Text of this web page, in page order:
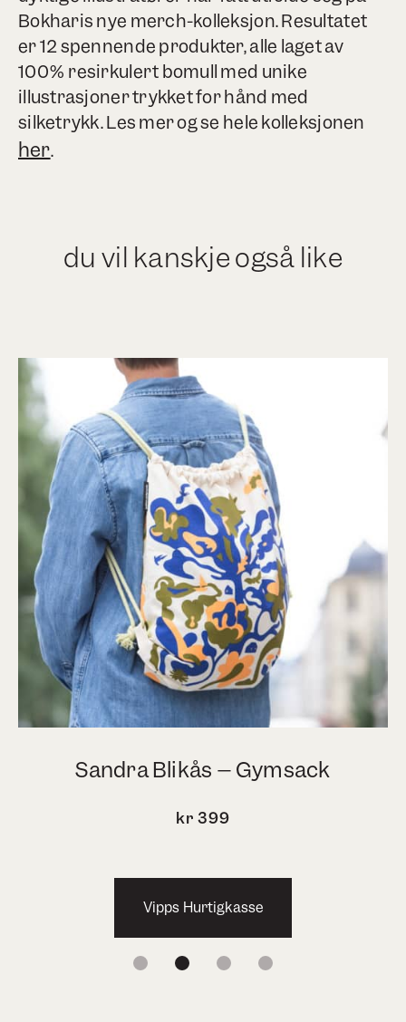
Bokharis nye merch-kolleksjon. Resultatet
er 12 spennende produkter, alle laget av
100% resirkulert bomull med unike
illustrasjoner trykket for hånd med
silketrykk. Les mer og se hele kolleksjonen
her.
du vil kanskje også like
Sandra Blikås – Gymsack
kr 399
Vipps Hurtigkasse
1 2 3 4